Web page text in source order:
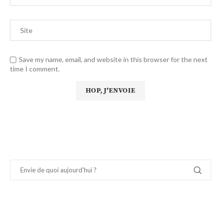
Save my name, email, and website in this browser for the next
time I comment.